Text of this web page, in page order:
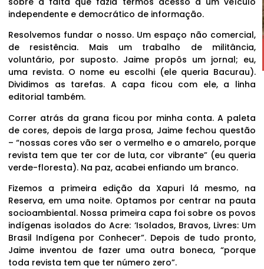
independente e democrático de informação.
Resolvemos fundar o nosso. Um espaço não comercial,
de resistência. Mais um trabalho de militância,
voluntário, por suposto. Jaime propôs um jornal; eu,
uma revista. O nome eu escolhi (ele queria Bacurau).
Dividimos as tarefas. A capa ficou com ele, a linha
editorial também.
Correr atrás da grana ficou por minha conta. A paleta
de cores, depois de larga prosa, Jaime fechou questão
– “nossas cores vão ser o vermelho e o amarelo, porque
revista tem que ter cor de luta, cor vibrante” (eu queria
verde-floresta). Na paz, acabei enfiando um branco.
Fizemos a primeira edição da Xapuri lá mesmo, na
Reserva, em uma noite. Optamos por centrar na pauta
socioambiental. Nossa primeira capa foi sobre os povos
indígenas isolados do Acre: ‘Isolados, Bravos, Livres: Um
Brasil Indígena por Conhecer”. Depois de tudo pronto,
Jaime inventou de fazer uma outra boneca, “porque
toda revista tem que ter número zero”.